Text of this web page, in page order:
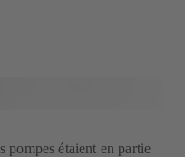
pompes étaient en partie